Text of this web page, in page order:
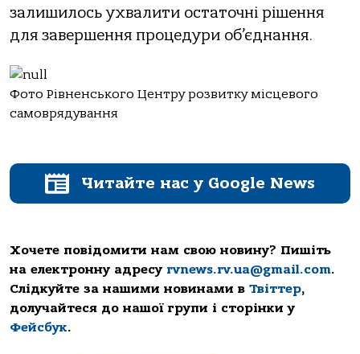
залишилось ухвалити остаточні рішення
для завершення процедури об’єднання.
Фото Рівненського Центру розвитку місцевого
самоврядування
Читайте нас у Google News
Хочете повідомити нам свою новину? Пишіть
на електронну адресу rvnews.rv.ua@gmail.com.
Слідкуйте за нашими новинами в Твіттер,
долучайтеся до нашої групи і сторінки у
Фейсбук.